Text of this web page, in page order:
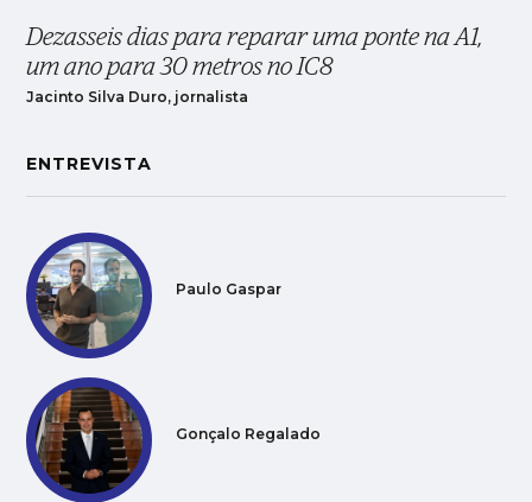
Dezasseis dias para reparar uma ponte na A1,
um ano para 30 metros no IC8
Jacinto Silva Duro, jornalista
ENTREVISTA
Paulo Gaspar
Gonçalo Regalado